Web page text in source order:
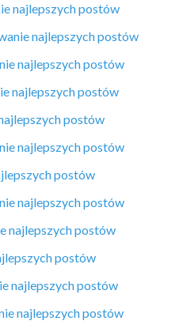
najlepszych postów
najlepszych postów
najlepszych postów
najlepszych postów
postów
najlepszych postów
postów
najlepszych postów
najlepszych postów
postów
najlepszych postów
najlepszych postów